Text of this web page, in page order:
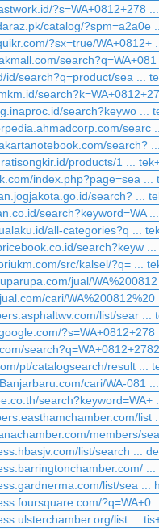
?s=WA+0812+278
catalog/?spm=a2a0e
?sx=true/WA+0812+
id/search?q=product/sea ...
search?keywo ...
searc
search?
products/1 ...
index.php?page=sea ...
search? ...
search?keyword=WA
all-categories?q ...
search?keyw
src/kalsel/?q= ...
jual/
cari/WA%200812%20
list/sear ...
?s=WA+0812+278
pt/catalogsearch/result ...
cari/WA-081
search?keyword=WA+
list
members/
list/search ...
...
list/sea ...
?q=WA+0
list ...